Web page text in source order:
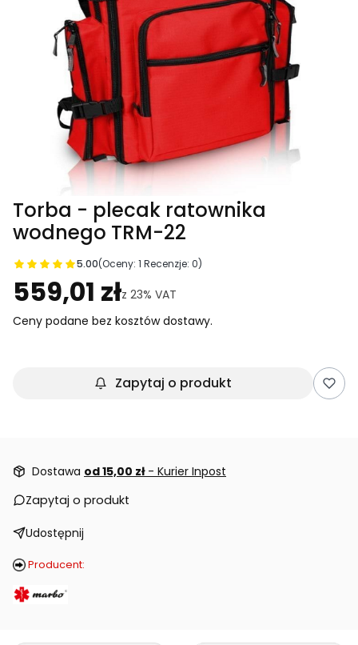
Torba - plecak ratownika
wodnego TRM-22
5.00(Oceny: 1 Recenzje: 0)
Przejdź do sekcji Opinie
559,01 złz 23% VAT
Ceny podane bez kosztów dostawy.
Zapytaj o produkt
Dostawa od 15,00 zł - Kurier Inpost
Zapytaj o produkt
Udostępnij
Producent: